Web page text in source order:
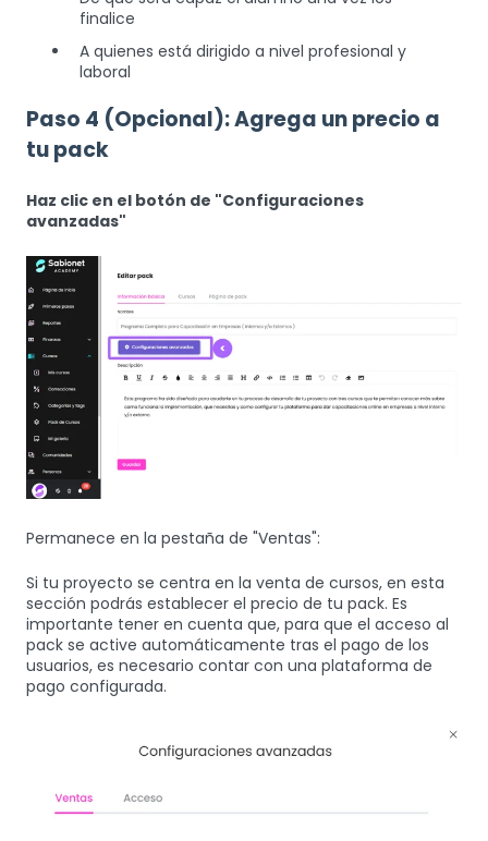
finalice
A quienes está dirigido a nivel profesional y
laboral
Paso 4 (Opcional): Agrega un precio a
tu pack
Haz clic en el botón de "Configuraciones
avanzadas"
Permanece en la pestaña de "Ventas":
Si tu proyecto se centra en la venta de cursos, en esta
sección podrás establecer el precio de tu pack. Es
importante tener en cuenta que, para que el acceso al
pack se active automáticamente tras el pago de los
usuarios, es necesario contar con una plataforma de
pago configurada.